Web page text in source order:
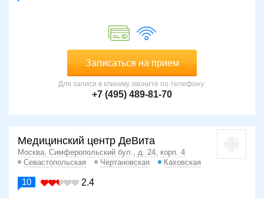
Записаться на прием
Для записи в клинику звоните по телефону:
+7 (495) 489-81-70
Медицинский центр ДеВита
Москва, Симферопольский бул., д. 24, корп. 4
Севастопольская
Чертановская Каховская
10 2.4